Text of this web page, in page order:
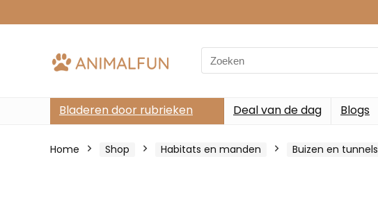
Search
for:
Bladeren door rubrieken Deal van de dag Blogs
Home Shop Habitats en manden Buizen en tunnels